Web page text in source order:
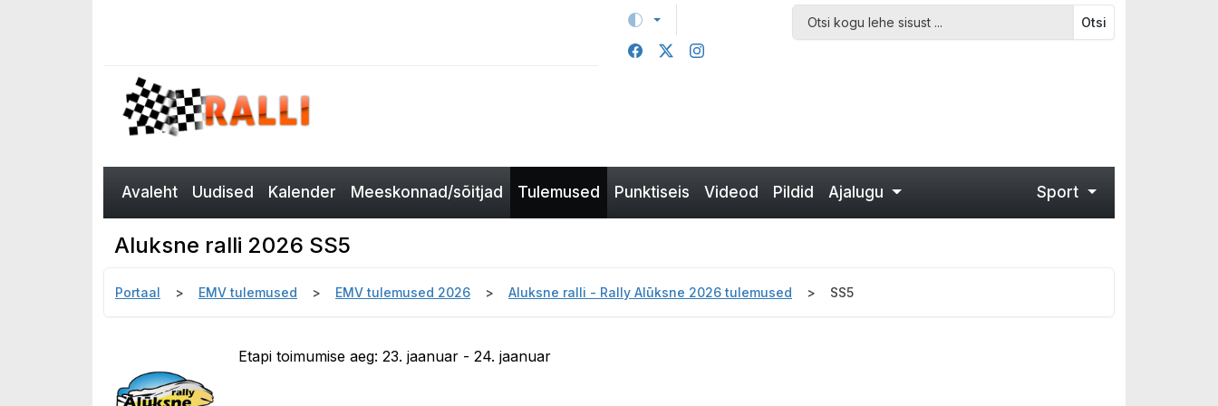
Otsi
Avaleht Uudised Kalender Meeskonnad/sõitjad Tulemused Punktiseis Videod Pildid Ajalugu Sport
Aluksne ralli 2026 SS5
Portaal EMV tulemused EMV tulemused 2026 Aluksne ralli - Rally Alūksne 2026 tulemused SS5
Etapi toimumise aeg: 23. jaanuar - 24. jaanuar